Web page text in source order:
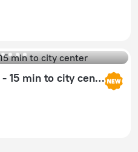
Green & cozy apartment - 15 min to city center